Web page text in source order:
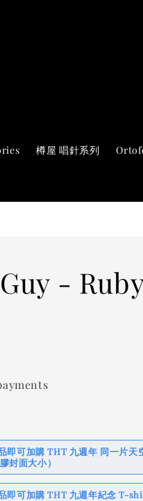
樽屋 唱針系列
-
即可加購 THT 九週年 同一片天
封面大小）
即可加購 THT 九週年紀念 T-